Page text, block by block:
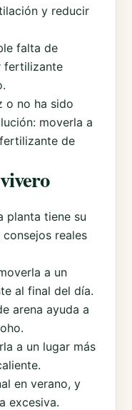
y reducir
falta de
fertilizante
o no ha sido
moverla a
de
planta tiene su
reales
a un
al final del día.
arena ayuda a
a un lugar más
en verano, y
excesiva.